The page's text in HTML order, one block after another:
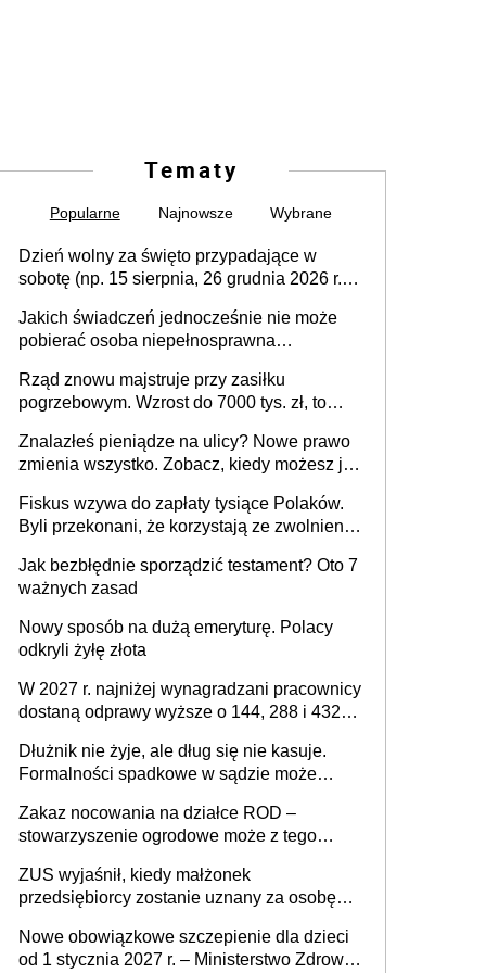
Tematy
Popularne Najnowsze Wybrane
Dzień wolny za święto przypadające w
sobotę (np. 15 sierpnia, 26 grudnia 2026 r.) –
pracodawcy (sektor prywatny i administracja
publiczna), najczęstsze pytania
Jakich świadczeń jednocześnie nie może
pobierać osoba niepełnosprawna
Rząd znowu majstruje przy zasiłku
pogrzebowym. Wzrost do 7000 tys. zł, to
Znalazłeś pieniądze na ulicy? Nowe prawo
zmienia wszystko. Zobacz, kiedy możesz je
Fiskus wzywa do zapłaty tysiące Polaków.
Byli przekonani, że korzystają ze zwolnienia
Jak bezbłędnie sporządzić testament? Oto 7
ważnych zasad
Nowy sposób na dużą emeryturę. Polacy
odkryli żyłę złota
W 2027 r. najniżej wynagradzani pracownicy
dostaną odprawy wyższe o 144, 288 i 432
Dłużnik nie żyje, ale dług się nie kasuje.
Formalności spadkowe w sądzie może
zmarłego
Zakaz nocowania na działce ROD –
stowarzyszenie ogrodowe może z tego
działki (wypowiedzieć dzierżawę)?
ZUS wyjaśnił, kiedy małżonek
przedsiębiorcy zostanie uznany za osobę
Nowe obowiązkowe szczepienie dla dzieci
od 1 stycznia 2027 r. – Ministerstwo Zdrowia